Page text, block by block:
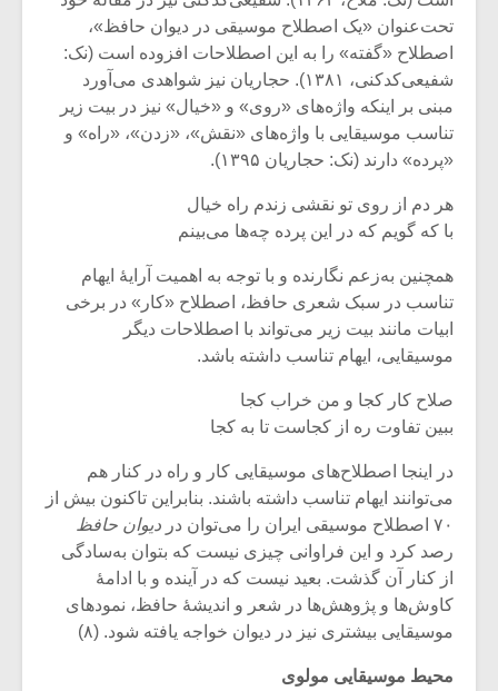
تحت‌عنوان «یک اصطلاح موسیقی در دیوان حافظ»،
اصطلاح «گفته» را به این اصطلاحات افزوده است (نک:
شفیعی‌کدکنی، ۱۳۸۱). حجاریان نیز شواهدی می‌آورد
مبنی بر اینکه واژه‌های «روی» و «خیال» نیز در بیت زیر
تناسب موسیقایی با واژه‌های «نقش»، «زدن»، «راه» و
«پرده» دارند (نک: حجاریان ۱۳۹۵).
هر دم از روی تو نقشی زندم راه خیال
با که گویم که در این پرده چه‌‌ها می‌بینم
همچنین به‌زعم نگارنده و با توجه به اهمیت آرایۀ ایهام
تناسب در سبک شعری حافظ، اصطلاح «کار» در برخی
ابیات مانند بیت زیر می‌تواند با اصطلاحات دیگر
موسیقایی، ایهام تناسب داشته باشد.
صلاح کار کجا و من خراب کجا
ببین تفاوت ره از کجاست تا به کجا
در اینجا اصطلاح‌های موسیقایی کار و راه در کنار هم
می‌توانند ایهام تناسب داشته باشند. بنابراین تاکنون بیش از
۷۰ اصطلاح موسیقی ایران را می‌توان در
دیوان حافظ
رصد کرد و این فراوانی چیزی نیست که بتوان به‌سادگی
از کنار آن گذشت. بعید نیست که در آینده و با ادامۀ
کاوش‌ها و پژوهش‌ها در شعر و اندیشۀ حافظ، نمودهای
موسیقایی بیشتری نیز در دیوان خواجه یافته شود. (۸)
محیط موسیقایی مولوی
میکلوش روژا
یادداشتی بر موسیقی
شیش و نیم»